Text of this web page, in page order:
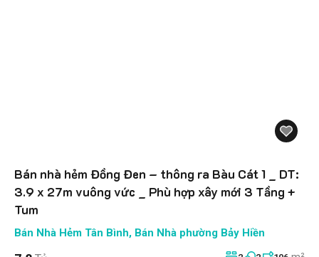
Bán nhà hẻm Đồng Đen – thông ra Bàu Cát 1 _ DT:
3.9 x 27m vuông vức _ Phù hợp xây mới 3 Tầng +
Tum
Bán Nhà Hẻm Tân Bình, Bán Nhà phường Bảy Hiền